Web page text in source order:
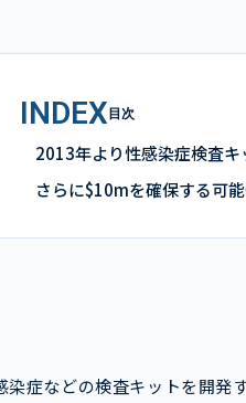
INDEX目次
2013年より性感染症検査キ
さらに$10mを確保する可
染症などの検査キットを開